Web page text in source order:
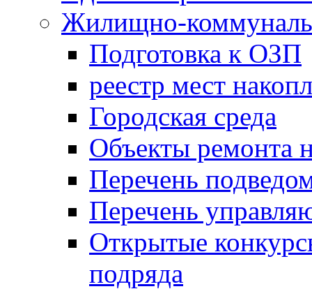
Жилищно-
Подготовка к ОЗП
реестр мест
Городская среда
Объекты ремонта
Перечень
Перечень
Открытые
подряда